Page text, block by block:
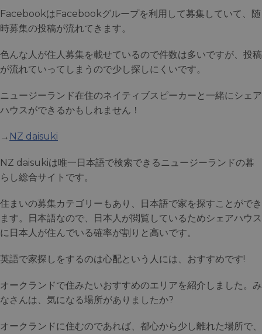
FacebookはFacebookグループを利用して募集していて、随
時募集の投稿が流れてきます。
色んな人が住人募集を載せているので件数は多いですが、投稿
が流れていってしまうので少し探しにくいです。
ニュージーランド在住のネイティブスピーカーと一緒にシェア
ハウスができるかもしれません！
→ NZ daisuki
NZ daisukiは唯一日本語で検索できるニュージーランドの暮
らし総合サイトです。
住まいの募集カテゴリーもあり、日本語で家を探すことができ
ます。日本語なので、日本人が閲覧しているためシェアハウス
に日本人が住んでいる確率が割りと高いです。
英語で家探しをするのは心配という人には、おすすめです!
オークランドで住みたいおすすめのエリアを紹介しました。み
なさんは、気になる場所がありましたか?
オークランドに住むのであれば、都心から少し離れた場所で、